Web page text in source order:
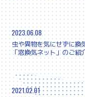
2023.06.08
虫や異物を気にせずに換
「窓換気ネット」のご紹
2021.02.01